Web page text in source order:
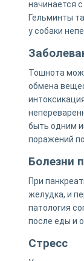
начинается
Гельминты
у собаки
Тошнота
обмена
быть одним
поражений
Болезни
При
желудка, и
патология
после еды и
Стресс